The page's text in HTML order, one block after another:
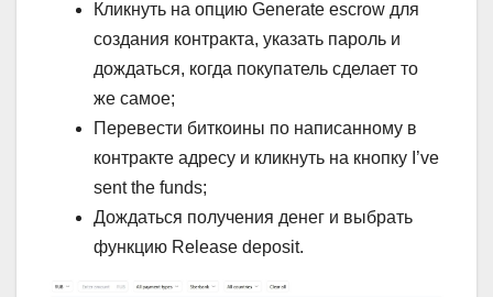
Кликнуть на опцию Generate escrow для
создания контракта, указать пароль и
дождаться, когда покупатель сделает то
же самое;
Перевести биткоины по написанному в
контракте адресу и кликнуть на кнопку I’ve
sent the funds;
Дождаться получения денег и выбрать
функцию Release deposit.